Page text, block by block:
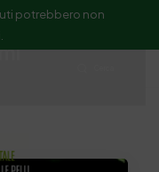
potrebbero non